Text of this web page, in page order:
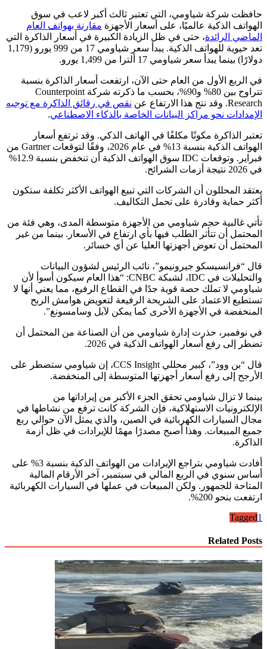
حافظت شركة شياومي، التي تعتبر ثالث أكبر لاعب في سوق
الهواتف الذكية عالميًا، على أسعار الأجهزة مقارنة بهواتف العام
الماضي الرائدة، حتى في ظل الزيادة الكبيرة في أسعار الذاكرة التي
تعد حيوية للهواتف الذكية. يبدأ سعر شياومي 17 من 999 يورو (1,179
دولارًا) بينما يبدأ سعر شياومي 17 ألترا من 1,499 يورو.
في الربع الأول من العام حتى الآن، ارتفعت أسعار الذاكرة بنسبة
تتراوح بين 80% و90%، بحسب ما ذكرته شركة Counterpoint
Research. وقد نتج هذا الارتفاع عن
نقص في رقائق الذاكرة مع توجيه
الإمدادات نحو مراكز البيانات الخاصة بالذكاء الاصطناعي.
تعتبر الذاكرة مكونًا مكلفًا في الهاتف الذكي. وقد ترتفع أسعار
الهواتف الذكية بنسبة 13% في عام 2026، وفقًا لتوقعات Gartner من
فبراير. وتوقعات IDC سوق الهواتف الذكية أن تنخفض بنسبة 12.9%
في 2026 نتيجة أزمات الشرائح.
يعتقد المحللون أن الشركات التي تبيع الهواتف الأكثر تكلفة ستكون
أكثر حماية وقادرة على تحمل التكاليف.
تأتي غالبية حجم شياومي من الأجهزة متوسطة المدى، وهي فئة من
المحتمل أن تتأثر الطلب فيها بأي ارتفاع في الأسعار. بينما من غير
المحتمل أن تعوض أجهزتها العليا عن أي خسائر.
قال “فرانسيسكو جيرونيمو”، نائب الرئيس لشؤون البيانات
والتحليلات في IDC، لشبكة CNBC: “هذا العام سيكون أسوأ لأن
شياومي لا تملك حصة قوية جدًا في القطاع الرفيع، مما يعني أنها لا
تستطيع الاعتماد على الشريحة الرفيعة لتعويض هوامش الربح
المنخفضة في الأجهزة الأخرى كما يمكن لآبل وسامسونغ”.
في نوفمبر، حذرت إدارة شياومي من أن الصناعة من المحتمل أن
تضطر إلى رفع أسعار الهواتف الذكية في 2026.
قال “بن وود”، كبير محللي CCS Insight، إن شياومي ستضطر على
الأرجح إلى رفع أسعار أجهزتها المتوسطة إلى المنخفضة.
بينما لا تزال شياومي تحقق الجزء الأكبر من إيراداتها من
الإلكترونيات الاستهلاكية، فإن الشركة كانت ترفع من نشاطها في
مجال السيارات الكهربائية في الصين، والذي يمثل الآن حوالي ربع
جميع المبيعات. وهذا أصبح مصدرًا مهمًا للإيرادات في ظل أزمة
الذاكرة.
أفادت شياومي بتراجع الإيرادات من الهواتف الذكية بنسبة 3% على
أساس سنوي في الربع المالي في سبتمبر، آخر الأرقام المالية
المتاحة للجمهور. ولكن المبيعات في عملها في السيارات الكهربائية
ارتفعت بنحو 200%.
Tagged1
Related Posts